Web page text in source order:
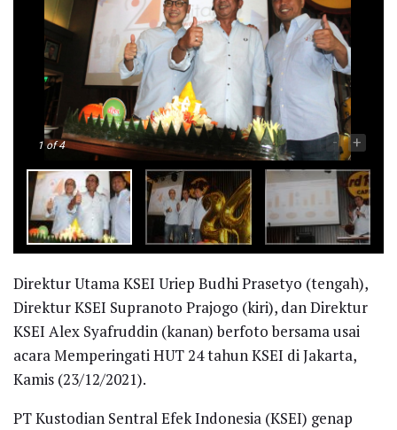
1of 4 - +
Direktur Utama KSEI Uriep Budhi Prasetyo (tengah),
Direktur KSEI Supranoto Prajogo (kiri), dan Direktur
KSEI Alex Syafruddin (kanan) berfoto bersama usai
acara Memperingati HUT 24 tahun KSEI di Jakarta,
Kamis (23/12/2021).
PT Kustodian Sentral Efek Indonesia (KSEI) genap